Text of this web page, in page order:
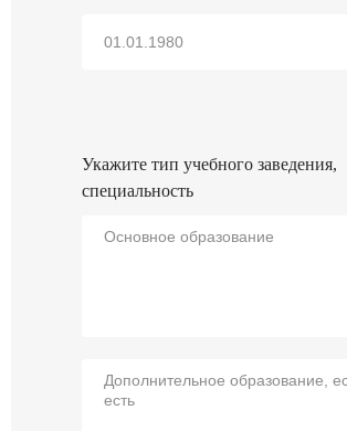
Укажите тип учебного заведения,
специальность